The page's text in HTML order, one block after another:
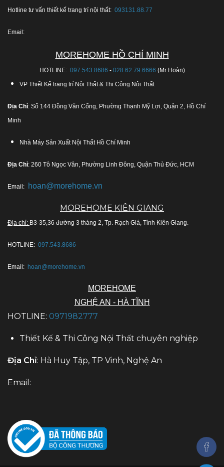
Hotline tư vấn thiết kế trang trí nội thất: 093131.88.77
Email:
MOREHOME HỒ CHÍ MINH
HOTLINE: 097.543.8686 - 028.62.79.6666 (Mr Hoàn)
VP Thiết Kế trang trí Nội Thất & Thi Công Nội Thất
Địa Chỉ: Số 144 Đồng Văn Cống, Phường Thạnh Mỹ Lợi, Quận 2, Hồ Chí
Minh
Nhà Máy Sản Xuất Nội Thất Hồ Chí Minh
Địa Chỉ: 260 Tô Ngọc Vân, Phường Linh Đông, Quận Thủ Đức, HCM
Email: hoan@morehome.vn
MOREHOME KIÊN GIANG
Địa chỉ: B3-35,36 đường 3 tháng 2, Tp. Rạch Giá, Tỉnh Kiên Giang.
HOTLINE: 097.543.8686
Email: hoan@morehome.vn
MOREHOME
NGHỆ AN - HÀ TĨNH
HOTLINE: 0971982777
Thiết Kế & Thi Công Nội Thất chuyên nghiệp
Địa Chỉ: Hà Huy Tập, TP Vinh, Nghệ An
Email: